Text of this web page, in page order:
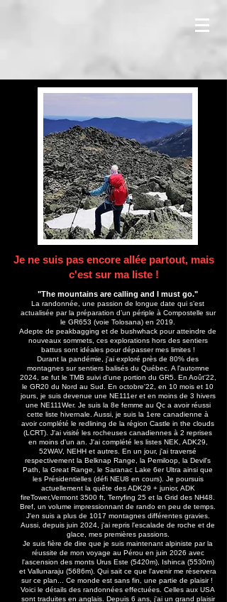
Je ne suis pas encore allée partout, mais
c'est sur ma liste !
"The mountains are calling and I must go."
La randonnée, une passion de longue date qui s’est
actualisée par la préparation d’un périple à Compostelle sur
le GR653 (voie Tolosana) en 2019.
Adepte de peakbagging et de bushwhack pour atteindre de
nouveaux sommets, ces explorations hors des sentiers
battus sont idéales pour dépasser mes limites !
Durant la pandémie, j'ai exploré près de 80% des
montagnes sur sentiers balisés du Québec. A l'automne
2024, se fut le TMB suivi d'une portion du GR5. En Août'22,
le GR20 du Nord au Sud. En octobre'22, en 10 mois et 10
jours, je suis devenue une NE111er et en moins de 3 hivers
une NE111Wer. Je suis la 8e femme au Qc a avoir réussi
cette liste hivernale. Aussi, je suis la 1ere canadienne à
avoir complété le redlining de la région Castle in the clouds
(LCRT). J'ai visité les rocheuses canadiennes à 2 reprises
en moins d'un an. J'ai complété les listes NEK, ADK29,
52WAV, NEHH et autres. En un jour, j'ai traversé
respectivement la Belknap Range, la Pemiloop, la Devil's
Path, la Great Range, le Saranac Lake 6er Ultra ainsi que
les Présidentielles (défi NEU8 en cours). Je poursuis
actuellement la quête des ADK29 + junior, ADK
fireTower,Vermont 3500 ft, Terryfing 25 et la Grid des NH48.
Bref, un volume impressionnant de rando en peu de temps.
J'en suis a plus de 1017 montagnes différentes gravies.
Aussi, depuis juin 2024, j'ai repris l'escalade de roche et de
glace, mes premières passions.
Je suis fière de dire que je suis maintenant alpiniste par la
réussite de mon voyage au Pérou en juin 2026 avec
l'ascension des monts Urus Este (5420m), Ishinca (5530m)
et Vallunaraju (5686m). Qui sait ce que l'avenir me réservera
sur ce plan... Ce monde est sans fin, une partie de plaisir !
Voici le détails des randonnées effectuées. Celles aux USA
sont traduites en anglais. Depuis 6 ans, j'ai un grand plaisir